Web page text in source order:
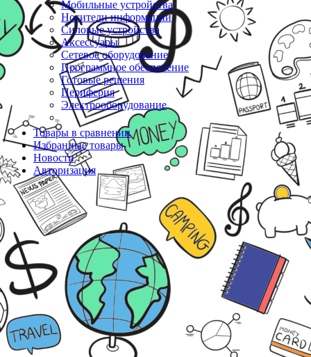
Мобильные устройства
Носители информации
Силовые устройства
Аксессуары
Сетевое оборудование
Программное обеспечение
Готовые решения
Периферия
Электрооборудование
Товары в сравнении
Избранные товары
Новости
Авторизация